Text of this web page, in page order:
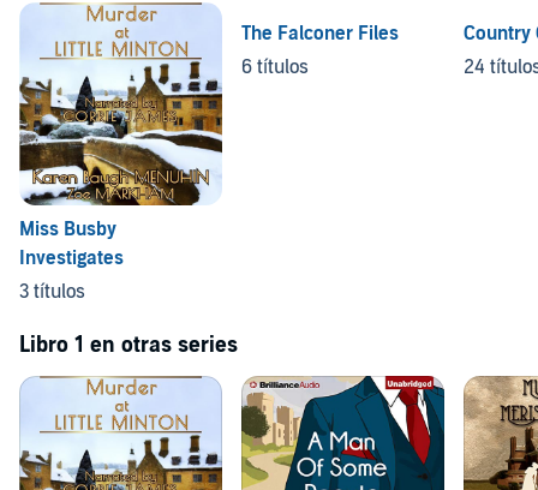
Miss Busby
Investigates
3 títulos
The Falconer Files
6 títulos
Country
24
Libro 1 en otras series